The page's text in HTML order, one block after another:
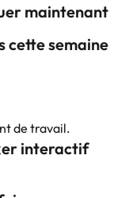
maintenant
cette semaine
de travail.
interactif